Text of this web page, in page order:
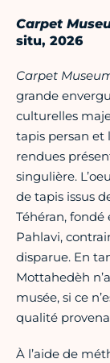
Carpet
situ, 2026
Carpet
grande
culturelles
tapis persan et
rendues
singulière.
de tapis issus
Téhéran, fondé
Pahlavi,
disparue. En
Mottahedèh
musée, si ce
qualité
À l’aide de